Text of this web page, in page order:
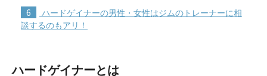
6
ハードゲイナーの男性・女性はジムのトレーナーに相
談するのもアリ！
ハードゲイナーとは